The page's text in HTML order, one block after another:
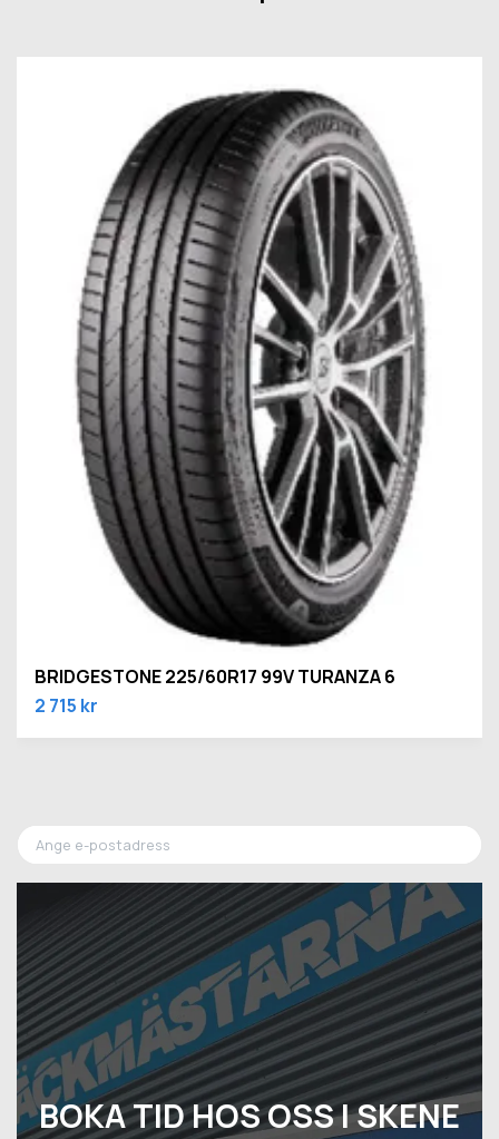
BOKA TID HOS OSS I SKENE
BRIDGESTONE 225/60R17 99V TURANZA 6
2 715 kr